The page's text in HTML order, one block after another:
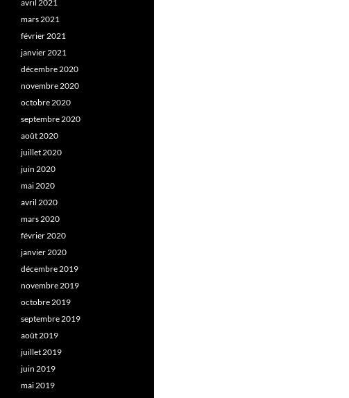
avril 2021
mars 2021
février 2021
janvier 2021
décembre 2020
novembre 2020
octobre 2020
septembre 2020
août 2020
juillet 2020
juin 2020
mai 2020
avril 2020
mars 2020
février 2020
janvier 2020
décembre 2019
novembre 2019
octobre 2019
septembre 2019
août 2019
juillet 2019
juin 2019
mai 2019